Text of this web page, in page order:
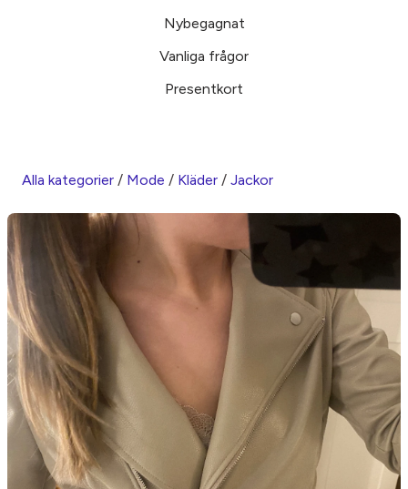
Nybegagnat
Vanliga frågor
Presentkort
Alla kategorier / Mode / Kläder / Jackor